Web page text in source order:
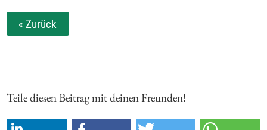
« Zurück
Teile diesen Beitrag mit deinen Freunden!